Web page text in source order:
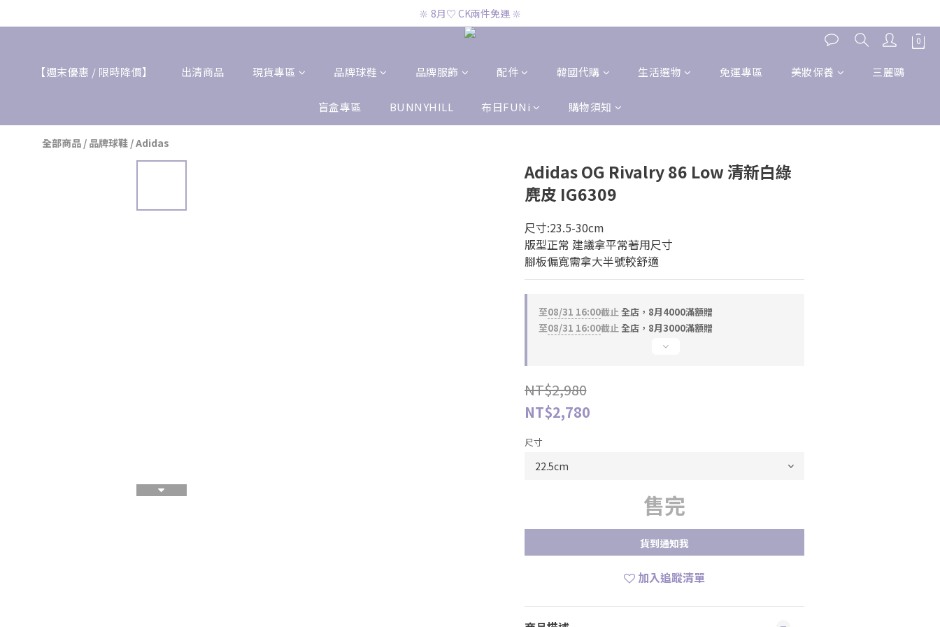
🔆 8月♡ CK兩件免運 🔆
🔆 8月♡ CK兩件免運 🔆
🔆 8月♡ 官網滿2000即免運 🔆
🔆 8月♡ CK兩件免運 🔆
【週末優惠 / 限時降價】 出清商品 現貨專區 品牌球鞋 品牌服飾 配件 韓國代購 生活選物 免運專區 美妝保養 三麗鷗
盲盒專區 BUNNYHILL 布日FUNi 購物須知
全部商品 / 品牌球鞋 /Adidas
Adidas OG Rivalry 86 Low 清新白綠
麂皮 IG6309
尺寸:23.5-30cm
版型正常 建議拿平常著用尺寸
腳板偏寬需拿大半號較舒適
至08/31 16:00截止全店，8月4000滿額贈
至08/31 16:00截止全店，8月3000滿額贈
NT$2,980
NT$2,780
尺寸
售完
貨到通知我
加入追蹤清單